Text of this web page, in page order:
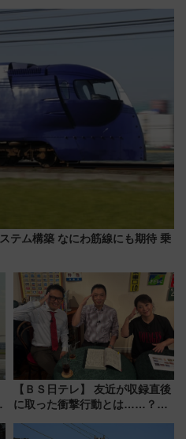
テム構築 なにわ筋線にも期待 乗
【ＢＳ日テレ】 友近が収録直後
に取った衝撃行動とは……？
で極上の夏祭り鉄道旅を放送